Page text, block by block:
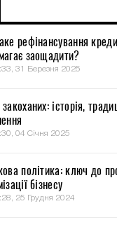
рефінансування
заощадити?
31 Березня 2025
історія,
04 Січня 2025
політика: ключ до
бізнесу
25 Грудня 2024